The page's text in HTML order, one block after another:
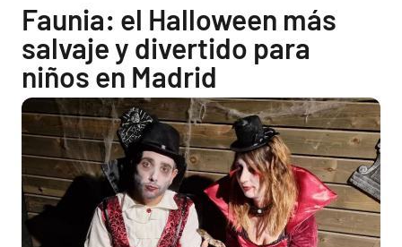
Faunia: el Halloween más
salvaje y divertido para
niños en Madrid